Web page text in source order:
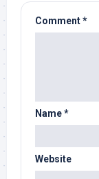
Comment*
Name*
Website